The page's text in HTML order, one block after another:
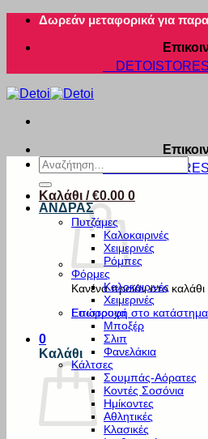
Μετάβαση
περιεχόμενο
Δωρεάν μεταφορικά για
Καλάθι /€0.00 0
Κανένα προϊόν στο
Επιστροφή στο κατάστημα
0
Καλάθι
Αναζήτηση
για:
ΑΝΔΡΑΣ
Πυτζάμες
Καλοκαιρινές
Χειμερινές
Ρόμπες
Φόρμες
Καλοκαιρινές
Χειμερινές
Εσώρουχα
Μποξέρ
Σλιπ
Φανελάκια
Κάλτσες
Σουμπάς-Αόρατες
Κοντές Σοσόνια
Ημίκοντες
Αθλητικές
Κλασικές